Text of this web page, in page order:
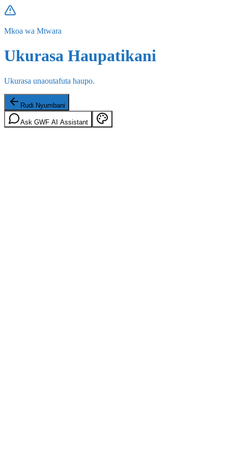
Mkoa wa Mtwara
Ukurasa Haupatikani
Ukurasa unaoutafuta haupo.
Rudi Nyumbani
Ask GWF AI Assistant